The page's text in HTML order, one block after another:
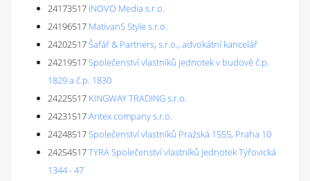
24173517 INOVO Media s.r.o.
24196517 MativanS Style s.r.o.
24202517Šafář & Partners, s.r.o., advokátní kancelář
24219517Společenství vlastníků jednotek v budově č.p.
1829 a č.p. 1830
24225517 KINGWAY TRADING s.r.o.
24231517Aritex company s.r.o.
24248517Společenství vlastníků Pražská 1555, Praha 10
24254517TYRA Společenství vlastníků jednotek Týřovická
1344 - 47